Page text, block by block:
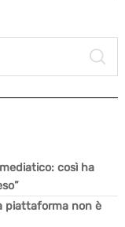
così ha
piattaforma non è